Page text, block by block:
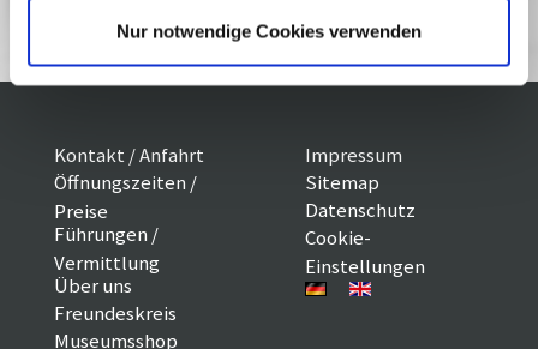
Nur notwendige Cookies verwenden
Kontakt / Anfahrt
Öffnungszeiten /
Preise
Führungen /
Vermittlung
Über uns
Freundeskreis
Museumsshop
Impressum
Sitemap
Datenschutz
Cookie-
Einstellungen